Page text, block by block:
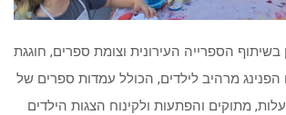
בשיתוף הספרייה העירונית וצומת ספרים, חוגגת
מרהיב לילדים, הכולל עמדות ספרים של
מתוקים והפתעות ולקינוח הצגות הילדים